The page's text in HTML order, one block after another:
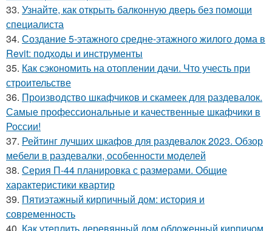
33. Узнайте, как открыть балконную дверь без помощи
специалиста
34. Создание 5-этажного средне-этажного жилого дома в
Revit: подходы и инструменты
35. Как сэкономить на отоплении дачи. Что учесть при
строительстве
36. Производство шкафчиков и скамеек для раздевалок.
Самые профессиональные и качественные шкафчики в
России!
37. Рейтинг лучших шкафов для раздевалок 2023. Обзор
мебели в раздевалки, особенности моделей
38. Серия П-44 планировка с размерами. Общие
характеристики квартир
39. Пятиэтажный кирпичный дом: история и
современность
40. Как утеплить деревянный дом обложенный кирпичом